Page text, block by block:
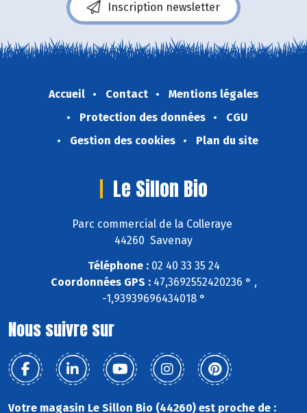
Inscription newsletter
Accueil Contact
Mentions légales
Protection des données
CGU
Gestion des cookies
Plan du site
Le Sillon Bio
Parc commercial de la Colleraye
44260 Savenay
Téléphone :02 40 33 35 24
Coordonnées GPS :47,3692552420236 ° ,
-1,93939696434018 °
Nous suivre sur
Votre magasin Le Sillon Bio (44260) est proche de :